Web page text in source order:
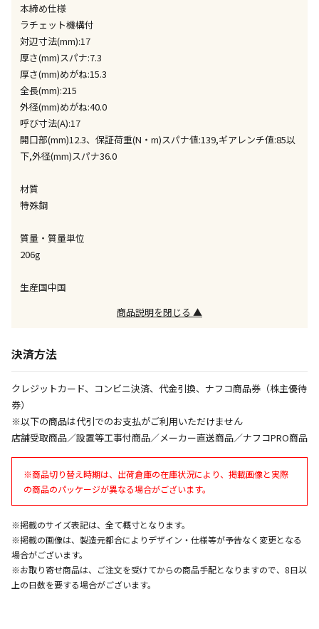
委託業者によりお届けする商品です
※ほか商品との同時購入はできません。お手数です
が、ご購入手続きを分けてお買い求めください
※支払い方法の代金引換は選択できません。
※電話注文はできません。
宅配のみでお届けする商品です（店舗受取は選択でき
ません）
※「宅配・店舗受取」「宅配のみ」マークの商品のみ
同時購入が可能です
は、休業明けからの出荷対応となります。
決定となります。
エアコンの取付工事が必要な商品です。別途費用が発
生する場合がございます。
商品購入個数ごとに送料がかかる商品です
本締め仕様
ラチェット機構付
対辺寸法(mm):17
厚さ(mm)スパナ:7.3
厚さ(mm)めがね:15.3
全長(mm):215
外径(mm)めがね:40.0
呼び寸法(A):17
開口部(mm)12.3、保証荷重(N・m)スパナ値:139,ギアレンチ値:85以
下,外径(mm)スパナ36.0
材質
特殊鋼
質量・質量単位
206g
生産国中国
商品説明を閉じる ▲
決済方法
クレジットカード、コンビニ決済、代金引換、ナフコ商品券（株主優待
券）
※以下の商品は代引でのお支払がご利用いただけません
店舗受取商品／設置等工事付商品／メーカー直送商品／ナフコPRO商品
※商品切り替え時期は、出荷倉庫の在庫状況により、掲載画像と実際
の商品のパッケージが異なる場合がございます。
※掲載のサイズ表記は、全て概寸となります。
※掲載の画像は、製造元都合によりデザイン・仕様等が予告なく変更となる
場合がございます。
※お取り寄せ商品は、ご注文を受けてからの商品手配となりますので、8日以
上の日数を要する場合がございます。